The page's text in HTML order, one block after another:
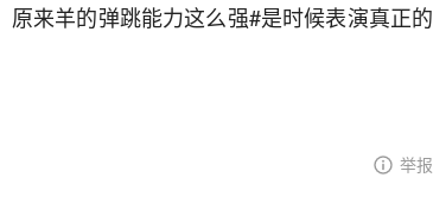
原来羊的弹跳能力这么强#是时候表演真正的
举报